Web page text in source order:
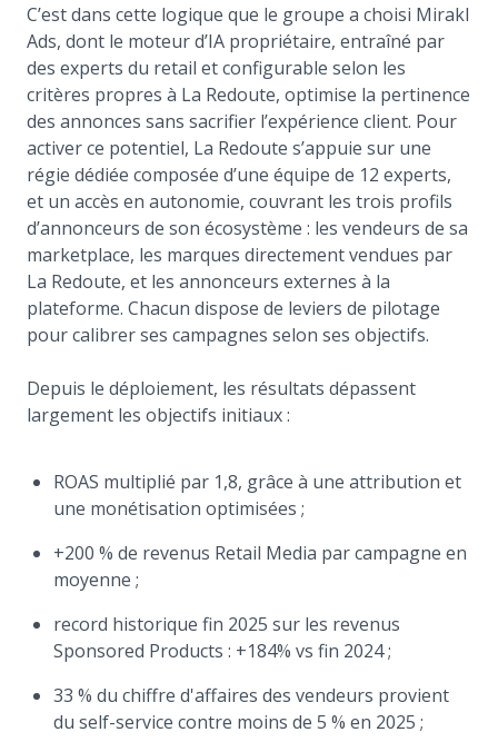
C’est dans cette logique que le groupe a choisi Mirakl
Ads, dont le moteur d’IA propriétaire, entraîné par
des experts du retail et configurable selon les
critères propres à La Redoute, optimise la pertinence
des annonces sans sacrifier l’expérience client. Pour
activer ce potentiel, La Redoute s’appuie sur une
régie dédiée composée d’une équipe de 12 experts,
et un accès en autonomie, couvrant les trois profils
d’annonceurs de son écosystème : les vendeurs de sa
marketplace, les marques directement vendues par
La Redoute, et les annonceurs externes à la
plateforme. Chacun dispose de leviers de pilotage
pour calibrer ses campagnes selon ses objectifs.
Depuis le déploiement, les résultats dépassent
largement les objectifs initiaux :
ROAS multiplié par 1,8, grâce à une attribution et
une monétisation optimisées ;
+200 % de revenus Retail Media par campagne en
moyenne ;
record historique fin 2025 sur les revenus
Sponsored Products : +184% vs fin 2024 ;
33 % du chiffre d'affaires des vendeurs provient
du self-service contre moins de 5 % en 2025 ;